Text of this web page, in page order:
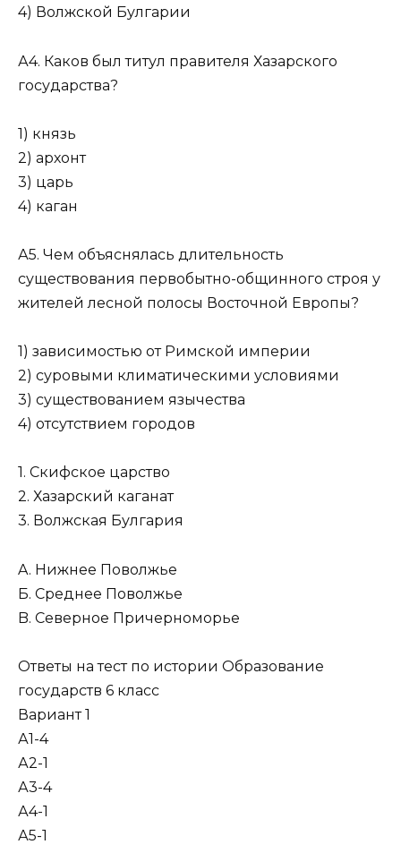
4) Волжской Булгарии
А4. Каков был титул правителя Хазарского
государства?
1) князь
2) архонт
3) царь
4) каган
А5. Чем объяснялась длительность
существования первобытно-общинного строя у
жителей лесной полосы Восточной Европы?
1) зависимостью от Римской империи
2) суровыми климатическими условиями
3) существованием язычества
4) отсутствием городов
1. Скифское царство
2. Хазарский каганат
3. Волжская Булгария
A. Нижнее Поволжье
Б. Среднее Поволжье
B. Северное Причерноморье
Ответы на тест по истории Образование
государств 6 класс
Вариант 1
А1-4
А2-1
А3-4
А4-1
А5-1